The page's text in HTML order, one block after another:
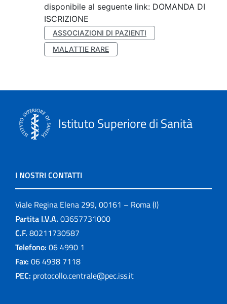
disponibile al seguente link: DOMANDA DI
ISCRIZIONE
ASSOCIAZIONI DI PAZIENTI
MALATTIE RARE
Istituto Superiore di Sanità
I NOSTRI CONTATTI
Viale Regina Elena 299, 00161 – Roma (I)
Partita I.V.A. 03657731000
C.F. 80211730587
Telefono: 06 4990 1
Fax: 06 4938 7118
PEC: protocollo.centrale@pec.iss.it